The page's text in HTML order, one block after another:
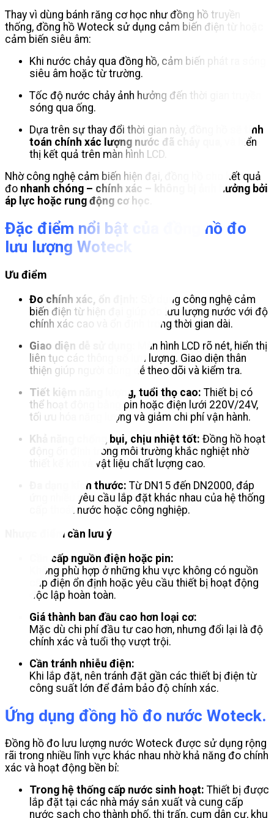
Thay vì dùng bánh răng cơ học như đồng hồ truyền
thống, đồng hồ Woteck sử dụng cảm biến điện từ hoặc
cảm biến siêu âm:
Khi nước chảy qua đồng hồ, cảm biến phát ra sóng
siêu âm hoặc từ trường.
Tốc độ nước chảy ảnh hưởng đến thời gian truyền
sóng qua ống.
Dựa trên sự thay đổi thời gian này, đồng hồ sẽ
tính
toán chính xác lượng nước đã chảy qua
, và hiển
thị kết quả trên màn hình LCD.
Nhờ công nghệ cảm biến hiện đại, đồng hồ cho kết quả
đo nhanh chóng – chính xác – không bị ảnh hưởng bởi
áp lực hoặc rung động cơ học
Đặc điểm nổi bật của đồng hồ đo
lưu lượng Woteck
Ưu điểm
Đo chính xác, ổn định:
Sử dụng công nghệ cảm
biến điện từ hiện đại giúp đo lưu lượng nước với độ
chính xác cao và ổn định trong thời gian dài.
Giao diện dễ sử dụng:
Màn hình LCD rõ nét, hiển thị
liên tục các thông số lưu lượng. Giao diện thân
thiện giúp người dùng dễ theo dõi và kiểm tra.
Tiết kiệm năng lượng, tuổi thọ cao: Thiết bị có
thể hoạt động bằng pin hoặc điện lưới 220V/24V,
tối ưu hóa năng lượng và giảm chi phí vận hành.
Khả năng chống bụi, chịu nhiệt tốt: Đồng hồ hoạt
động ổn định trong môi trường khắc nghiệt nhờ
thiết kế kín và vật liệu chất lượng cao.
Đa dạng kích thước: Từ DN15 đến DN2000, đáp
ứng nhiều yêu cầu lắp đặt khác nhau của hệ thống
cấp thoát nước hoặc công nghiệp.
Nhược điểm cần lưu ý
Cần cấp nguồn điện hoặc pin:
Không phù hợp ở những khu vực không có nguồn
cấp điện ổn định hoặc yêu cầu thiết bị hoạt động
độc lập hoàn toàn.
Giá thành ban đầu cao hơn loại cơ:
Mặc dù chi phí đầu tư cao hơn, nhưng đổi lại là độ
chính xác và tuổi thọ vượt trội.
Cần tránh nhiễu điện:
Khi lắp đặt, nên tránh đặt gần các thiết bị điện từ
công suất lớn để đảm bảo độ chính xác.
Ứng dụng đồng hồ đo nước Woteck.
Đồng hồ đo lưu lượng nước Woteck được sử dụng rộng
rãi trong nhiều lĩnh vực khác nhau nhờ khả năng đo chính
xác và hoạt động bền bỉ:
Trong hệ thống cấp nước sinh hoạt: Thiết bị được
lắp đặt tại các nhà máy sản xuất và cung cấp
nước sạch cho thành phố, thị trấn, cụm dân cư, khu